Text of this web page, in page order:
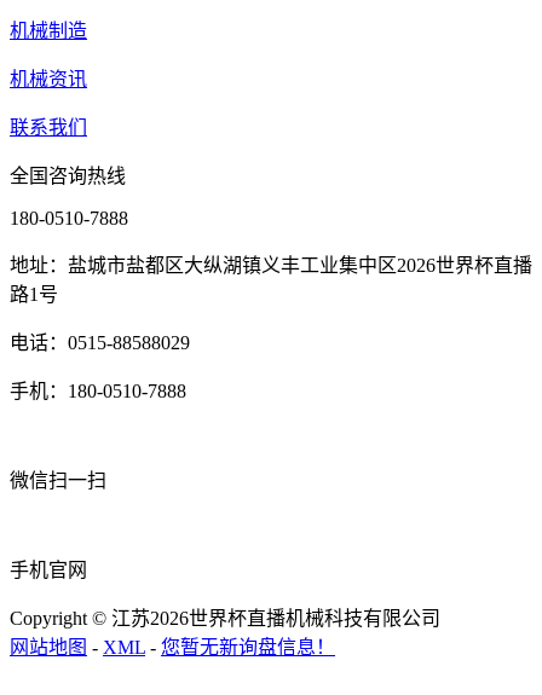
机械制造
机械资讯
联系我们
全国咨询热线
180-0510-7888
地址：盐城市盐都区大纵湖镇义丰工业集中区2026世界杯直播
路1号
电话：0515-88588029
手机：180-0510-7888
微信扫一扫
手机官网
Copyright © 江苏2026世界杯直播机械科技有限公司
网站地图 - XML - 您暂无新询盘信息！